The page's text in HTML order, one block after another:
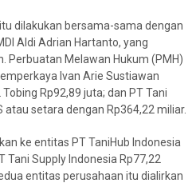
dilakukan bersama-sama dengan
Aldi Adrian Hartanto, yang
Perbuatan Melawan Hukum (PMH)
Ivan Arie Sustiawan
Rp92,89 juta; dan PT Tani
atau setara dengan Rp364,22 miliar.
ke entitas PT TaniHub Indonesia
Tani Supply Indonesia Rp77,22
entitas perusahaan itu dialirkan